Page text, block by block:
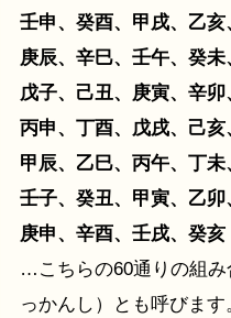
壬申、癸酉、甲戌、乙亥
庚辰、辛巳、壬午、癸未
戊子、己丑、庚寅、辛卯
丙申、丁酉、戊戌、己亥
甲辰、乙巳、丙午、丁未
壬子、癸丑、甲寅、乙卯
庚申、辛酉、壬戌、癸亥
…こちらの60通りの組み
っかんし）とも呼びます